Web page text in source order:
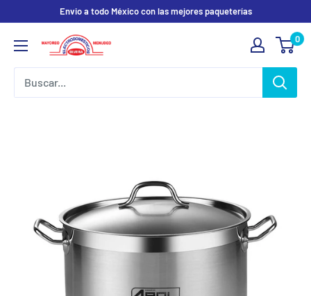
contenido
Envio a todo México con las mejores paqueterías
Electrodomesticos
0